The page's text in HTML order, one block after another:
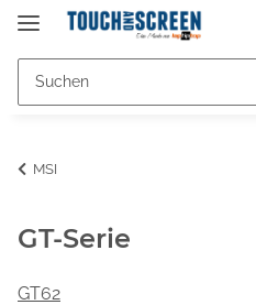
MSI
GT-Serie
GT62